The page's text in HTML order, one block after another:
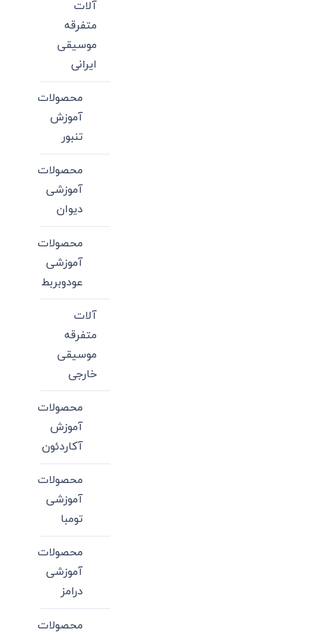
آلات
متفرقه
موسیقی
ایرانی
محصولات
آموزش
تنبور
محصولات
آموزشی
دیوان
محصولات
آموزشی
عودوبربط
آلات
متفرقه
موسیقی
خارجی
محصولات
آموزش
آکاردئون
محصولات
آموزشی
تومبا
محصولات
آموزشی
درامز
محصولات